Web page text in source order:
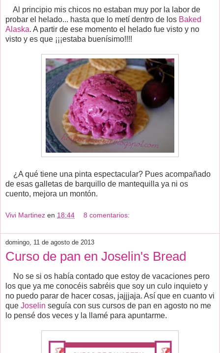
Al principio mis chicos no estaban muy por la labor de
probar el helado... hasta que lo metí dentro de los Baked
Alaska. A partir de ese momento el helado fue visto y no
visto y es que ¡¡¡estaba buenísimo!!!!
¿A qué tiene una pinta espectacular? Pues acompañado
de esas galletas de barquillo de mantequilla ya ni os
cuento, mejora un montón.
Vivi Martinez en 18:44 8 comentarios:
domingo, 11 de agosto de 2013
Curso de pan en Joselin's Bread
No se si os había contado que estoy de vacaciones pero
los que ya me conocéis sabréis que soy un culo inquieto y
no puedo parar de hacer cosas, jajjjaja. Así que en cuanto vi
que Joselin seguía con sus cursos de pan en agosto no me
lo pensé dos veces y la llamé para apuntarme.